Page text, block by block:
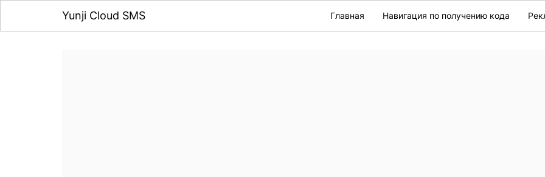
Yunji Cloud SMS Главная Навигация по получению кода